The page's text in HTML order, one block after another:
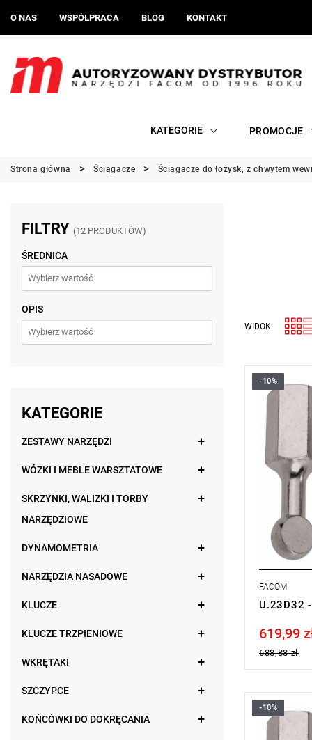
O NAS WSPÓŁPRACA BLOG KONTAKT
KATEGORIE PROMOCJE
Strona główna Ściągacze Ściągacze do łożysk, z chwytem
FILTRY (12 PRODUKTÓW)
ŚREDNICA
OPIS
KATEGORIE
ZESTAWY NARZĘDZI
WÓZKI I MEBLE WARSZTATOWE
SKRZYNKI, WALIZKI I TORBY
NARZĘDZIOWE
DYNAMOMETRIA
NARZĘDZIA NASADOWE
KLUCZE
KLUCZE TRZPIENIOWE
WKRĘTAKI
SZCZYPCE
KOŃCÓWKI DO DOKRĘCANIA
WIDOK:
Waga:
produktu
-10%
FACOM
U.23D32
Price tax
619,99
688,88 zł
Waga:
produktu
-10%